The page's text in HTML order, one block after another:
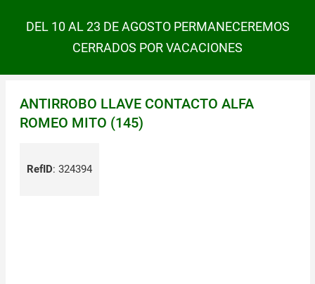
DEL 10 AL 23 DE AGOSTO PERMANECEREMOS
CERRADOS POR VACACIONES
ANTIRROBO LLAVE CONTACTO ALFA
ROMEO MITO (145)
RefID: 324394